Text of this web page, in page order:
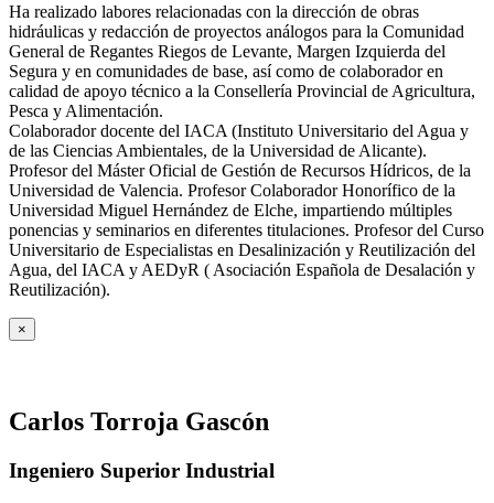
Ha realizado labores relacionadas con la dirección de obras
hidráulicas y redacción de proyectos análogos para la Comunidad
General de Regantes Riegos de Levante, Margen Izquierda del
Segura y en comunidades de base, así como de colaborador en
calidad de apoyo técnico a la Consellería Provincial de Agricultura,
Pesca y Alimentación.
Colaborador docente del IACA (Instituto Universitario del Agua y
de las Ciencias Ambientales, de la Universidad de Alicante).
Profesor del Máster Oficial de Gestión de Recursos Hídricos, de la
Universidad de Valencia. Profesor Colaborador Honorífico de la
Universidad Miguel Hernández de Elche, impartiendo múltiples
ponencias y seminarios en diferentes titulaciones. Profesor del Curso
Universitario de Especialistas en Desalinización y Reutilización del
Agua, del IACA y AEDyR ( Asociación Española de Desalación y
Reutilización).
×
Carlos Torroja Gascón
Ingeniero Superior Industrial